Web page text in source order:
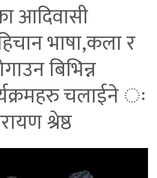
आदिवासी
भाषा,कला र
बिभिन्न
चलाईने ः
श्रेष्ठ